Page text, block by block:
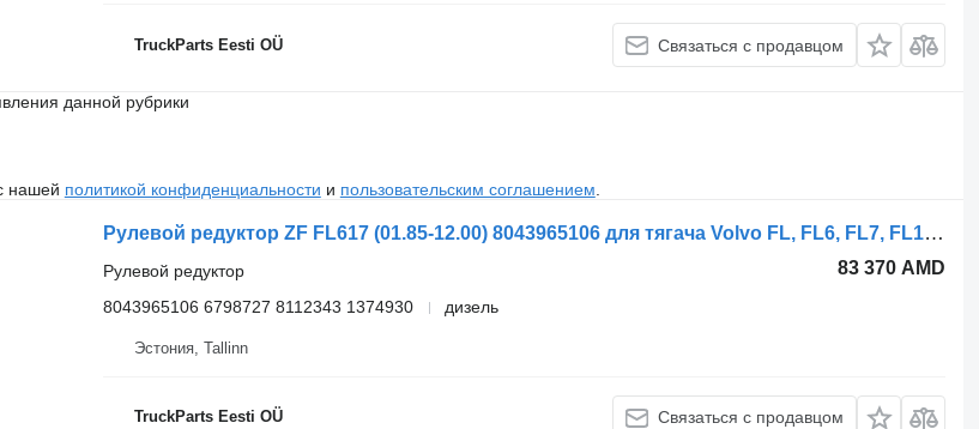
TruckParts Eesti OÜ Связаться с продавцом
данной рубрики
нашей политикой конфиденциальности и пользовательским соглашением
Рулевой редуктор ZF FL617 (01.85-12.00) 8043965106 для тягача Volvo FL, FL6, FL7, FL10, FL12, FS718 (1985-2005)
83 370 AMD
Рулевой редуктор
8043965106 6798727 8112343 1374930
дизель
Эстония, Tallinn
TruckParts Eesti OÜ Связаться с продавцом